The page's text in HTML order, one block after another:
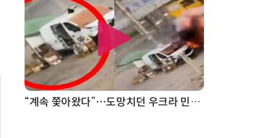
“계속 쫓아왔다”…도망치던 우크라 민간인 공격한 러 자폭 드론